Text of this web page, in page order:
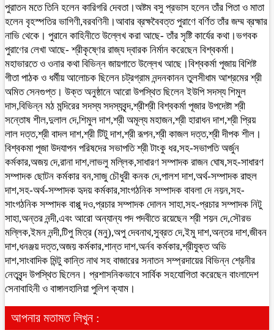
পুরাতন মতে তিনি হলেন কারিগরি দেবতা।অষ্টম বসু প্রভাস হলেন তাঁর পিতা ও মাতা
হলেন বৃহস্পতির ভাগিণী,বরবণিনী।আবার ব্রক্ষবৈবত্ত পুরাণে বর্ণিত তাঁর জম্ম ব্রহ্মার
নাভি থেকে। পুরানে কাহিনীতে উল্লেখ করা আছে- তাঁর সৃষ্টি কার্যের কথা।ভগবক
পুরাণের লেখা আছে- শ্রীকৃষ্ণের রাজ্য দ্বারক নির্মান করেছেন বিশ্বকর্মা।
মহাভারতে ও ওনার কথা বিভিন্ন জায়গাতে উল্লেখ আছে।বিশ্বকর্মা পূজায় বিশিষ্ট
গীতা পাঠক ও ধর্মীয় আলোচক ছিলেন চট্রগ্রাম নন্দনকানন তুলসীধাম আশ্রমের শ্রী
অমিত সেনগুপ্ত। উক্ত অনুষ্ঠানে আরো উপস্থিত ছিলেন ইউপি সদস্য শিমুল
দাস,বিভিন্ন মঠ মন্দিরের সদস্য সদস্যবৃন্দ,শ্রীশ্রী বিশ্বকর্মা পূজার উপদেষ্টা শ্রী
সন্তোষ শীল,দুলাল দে,শিমুল দাশ,শ্রী অমূল্য মহাজন,শ্রী হারাধন দাশ,শ্রী প্রিয়
লাল দত্ত,শ্রী বাদল দাশ,শ্রী টিটু দাশ,শ্রী রূপন,শ্রী কাজল দত্ত,শ্রী দীপক শীল।
বিশ্বকমা পূজা উদযাপন পরিষদের সভাপতি শ্রী টাংকু ধর,সহ-সভাপতি অর্জুন
কর্মকার,অজয় দে,রানা দাশ,লাভলু মল্লিক,সাধারণ সম্পাদক রাজন ঘোষ,সহ-সাধারণ
সম্পাদক ছোটন কর্মকার বন,সাজু চৌধুরী কনক দে,পালশ দাশ,অর্থ-সম্পাদক রাহুল
দাশ,সহ-অর্থ-সম্পাদক হৃদয় কর্মকার,সাংগঠনিক সম্পাদক বাবলা দে নয়ন,সহ-
সাংগঠনিক সম্পাদক বাপ্পু দও,প্রচার সম্পাদক দোলন সাহা,সহ-প্রচার সম্পাদক নিটু
সাহা,অন্তর নন্দী,এবং আরো অন্যান্য পদ পদবীতে রয়েছেন শ্রী শয়ন দে,সৌরভ
মল্লিক,ইমন নন্দী,টিপু মিত্র (মনু),অপু দেবনাথ,সুব্রত দে,ইমু দাশ,অন্তর দাশ,জীবন
দাশ,ধনঞ্জয় দত্ত,অজয় কর্মকার,শান্ত দাশ,অর্নব কর্মকার,শ্রীযুক্ত অভি
দাশ,সাংবাদিক মিন্টু কান্তি নাথ সহ বাজারের সনাতন সম্প্রদায়ের বিভিন্ন শ্রেনীর
নেতৃবৃন্দ উপস্থিত ছিলেন। প্রশাসনিকভাবে সার্বিক সহযোগিতা করেছেন বাংলাদেশ
সেনাবাহিনী ও বাঙ্গালহালিয়া পুলিশ ক্যাম।
আপনার মতামত লিখুন :